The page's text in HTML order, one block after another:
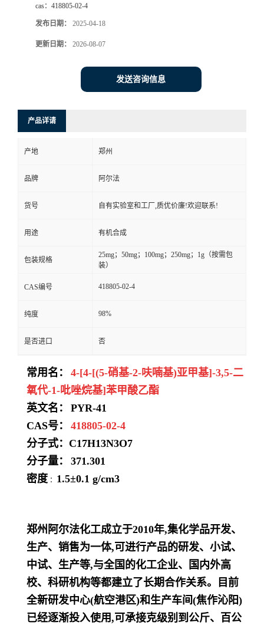
cas： 418805-02-4
发布日期： 2025-04-18
更新日期： 2026-08-07
发送咨询信息
产品详请
产地 郑州
品牌 阿尔法
货号 自有实验室和工厂,质优价廉!欢迎联系!
用途 有机合成
包装规格
25mg；50mg；100mg；250mg；1g（按需包
装）
CAS编号 418805-02-4
纯度 98%
是否进口 否
常用名：
4-[4-[(5-硝基-2-呋喃基)亚甲基]-3,5-二
氧代-1-吡唑烷基]苯甲酸乙酯
英文名：
PYR-41
CAS号：
418805-02-4
分子式： C17H13N3O7
分子量：
371.301
密度： 1.5±0.1 g/cm3
郑州阿尔法化工成立于2010年,集化学品开发、
生产、销售为一体,可进行产品的研发、小试、
中试、生产等,与全国的化工企业、国内外高
校、科研机构等都建立了长期合作关系。目前
全新研发中心(航空港区)和生产车间(焦作沁阳)
已经逐渐投入使用,可承接克级别到公斤、百公